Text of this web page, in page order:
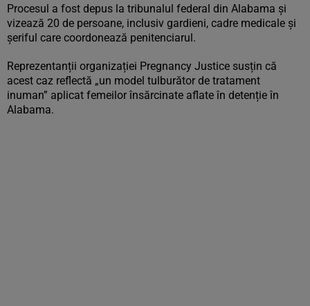
Procesul a fost depus la tribunalul federal din Alabama și
vizează 20 de persoane, inclusiv gardieni, cadre medicale și
șeriful care coordonează penitenciarul.
Reprezentanții organizației Pregnancy Justice susțin că
acest caz reflectă „un model tulburător de tratament
inuman” aplicat femeilor însărcinate aflate în detenție în
Alabama.